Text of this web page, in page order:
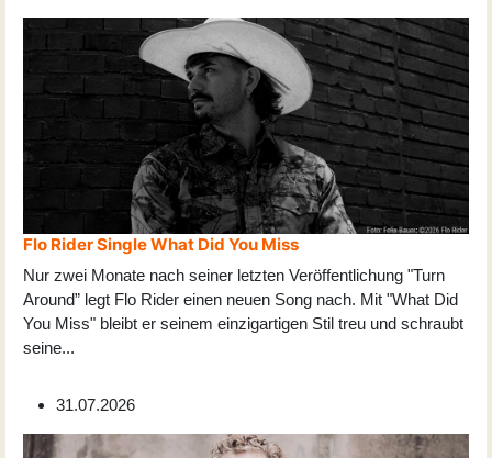
Flo Rider Single What Did You Miss
Nur zwei Monate nach seiner letzten Veröffentlichung "Turn
Around” legt Flo Rider einen neuen Song nach. Mit "What Did
You Miss" bleibt er seinem einzigartigen Stil treu und schraubt
seine...
31.07.2026